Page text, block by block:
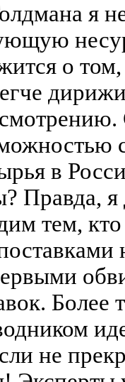
я
о
в
Правда,
тем,
Более
не